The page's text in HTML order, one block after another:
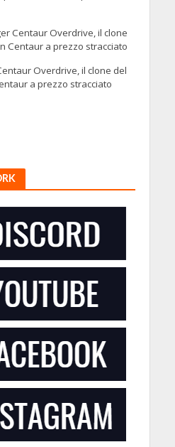
Centaur Overdrive, il clone
Centaur a prezzo stracciato
Overdrive, il clone del
a prezzo stracciato